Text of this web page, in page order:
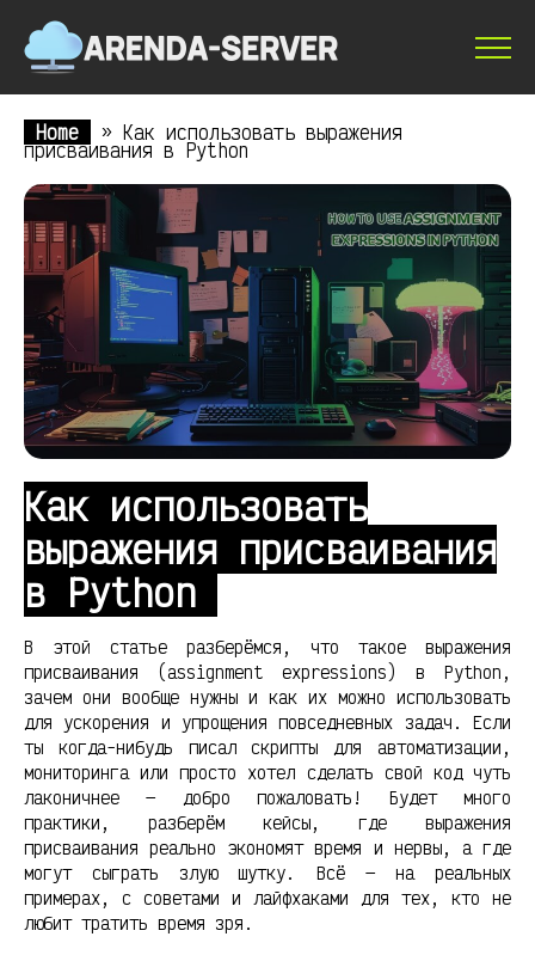
Home » Как использовать выражения
присваивания в Python
Как использовать
выражения присваивания
в Python
В этой статье разберёмся, что такое выражения
присваивания (assignment expressions) в Python,
зачем они вообще нужны и как их можно использовать
для ускорения и упрощения повседневных задач. Если
ты когда-нибудь писал скрипты для автоматизации,
мониторинга или просто хотел сделать свой код чуть
лаконичнее — добро пожаловать! Будет много
практики, разберём кейсы, где выражения
присваивания реально экономят время и нервы, а где
могут сыграть злую шутку. Всё — на реальных
примерах, с советами и лайфхаками для тех, кто не
любит тратить время зря.